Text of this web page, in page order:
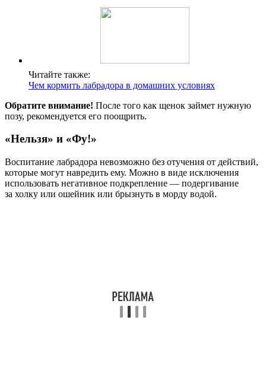
Читайте также:
Чем кормить лабрадора в домашних условиях
Обратите внимание! После того как щенок займет нужную
позу, рекомендуется его поощрить.
«Нельзя» и «Фу!»
Воспитание лабрадора невозможно без отучения от действий,
которые могут навредить ему. Можно в виде исключения
использовать негативное подкрепление — подергивание
за холку или ошейник или брызнуть в морду водой.